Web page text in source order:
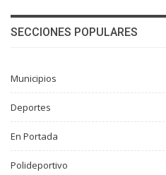
SECCIONES POPULARES
Municipios
Deportes
En Portada
Polideportivo